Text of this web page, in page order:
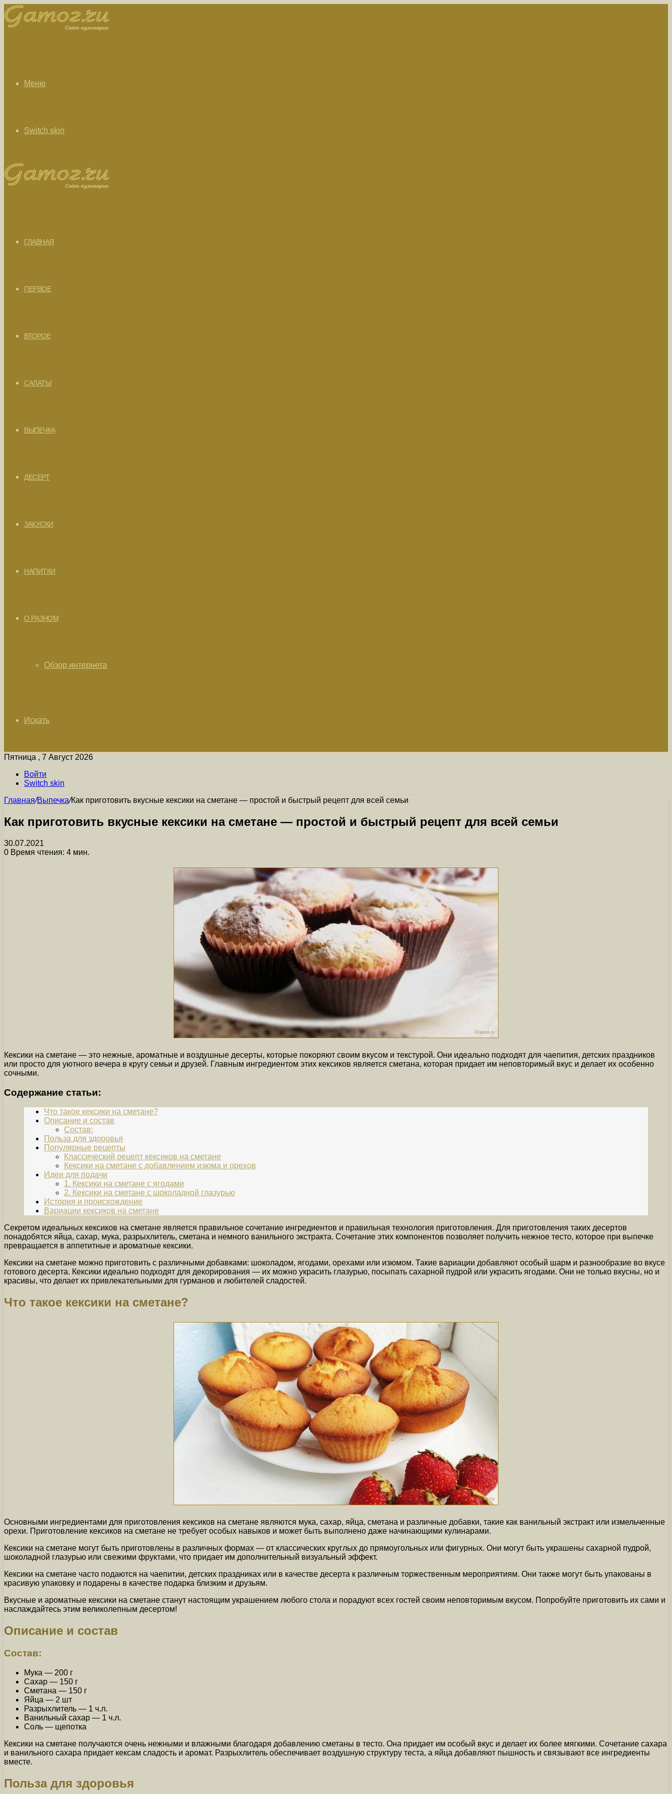
Меню
Switch skin
ГЛАВНАЯ
ПЕРВОЕ
ВТОРОЕ
САЛАТЫ
ВЫПЕЧКА
ДЕСЕРТ
ЗАКУСКИ
НАПИТКИ
О РАЗНОМ
Обзор интернета
Искать
Пятница , 7 Август 2026
Войти
Switch skin
Главная/Выпечка/Как приготовить вкусные кексики на сметане — простой и быстрый рецепт для всей семьи
Как приготовить вкусные кексики на сметане — простой и быстрый рецепт для всей семьи
30.07.2021
0 Время чтения: 4 мин.
Кексики на сметане — это нежные, ароматные и воздушные десерты, которые покоряют своим вкусом и текстурой. Они идеально подходят для чаепития, детских праздников
или просто для уютного вечера в кругу семьи и друзей. Главным ингредиентом этих кексиков является сметана, которая придает им неповторимый вкус и делает их особенно
сочными.
Содержание статьи:
Что такое кексики на сметане?
Описание и состав
Состав:
Польза для здоровья
Популярные рецепты
Классический рецепт кексиков на сметане
Кексики на сметане с добавлением изюма и орехов
Идеи для подачи
1. Кексики на сметане с ягодами
2. Кексики на сметане с шоколадной глазурью
История и происхождение
Вариации кексиков на сметане
Секретом идеальных кексиков на сметане является правильное сочетание ингредиентов и правильная технология приготовления. Для приготовления таких десертов
понадобятся яйца, сахар, мука, разрыхлитель, сметана и немного ванильного экстракта. Сочетание этих компонентов позволяет получить нежное тесто, которое при выпечке
превращается в аппетитные и ароматные кексики.
Кексики на сметане можно приготовить с различными добавками: шоколадом, ягодами, орехами или изюмом. Такие вариации добавляют особый шарм и разнообразие во вкусе
готового десерта. Кексики идеально подходят для декорирования — их можно украсить глазурью, посыпать сахарной пудрой или украсить ягодами. Они не только вкусны, но и
красивы, что делает их привлекательными для гурманов и любителей сладостей.
Что такое кексики на сметане?
Основными ингредиентами для приготовления кексиков на сметане являются мука, сахар, яйца, сметана и различные добавки, такие как ванильный экстракт или измельченные
орехи. Приготовление кексиков на сметане не требует особых навыков и может быть выполнено даже начинающими кулинарами.
Кексики на сметане могут быть приготовлены в различных формах — от классических круглых до прямоугольных или фигурных. Они могут быть украшены сахарной пудрой,
шоколадной глазурью или свежими фруктами, что придает им дополнительный визуальный эффект.
Кексики на сметане часто подаются на чаепитии, детских праздниках или в качестве десерта к различным торжественным мероприятиям. Они также могут быть упакованы в
красивую упаковку и подарены в качестве подарка близким и друзьям.
Вкусные и ароматные кексики на сметане станут настоящим украшением любого стола и порадуют всех гостей своим неповторимым вкусом. Попробуйте приготовить их сами и
наслаждайтесь этим великолепным десертом!
Описание и состав
Состав:
Мука — 200 г
Сахар — 150 г
Сметана — 150 г
Яйца — 2 шт
Разрыхлитель — 1 ч.л.
Ванильный сахар — 1 ч.л.
Соль — щепотка
Кексики на сметане получаются очень нежными и влажными благодаря добавлению сметаны в тесто. Она придает им особый вкус и делает их более мягкими. Сочетание сахара
и ванильного сахара придает кексам сладость и аромат. Разрыхлитель обеспечивает воздушную структуру теста, а яйца добавляют пышность и связывают все ингредиенты
вместе.
Польза для здоровья